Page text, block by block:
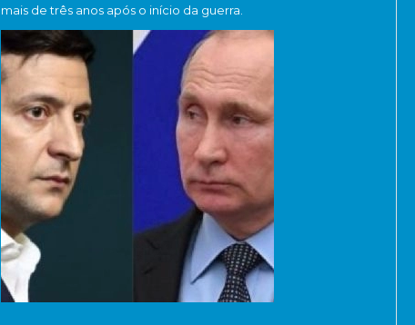
mais de três anos após o início da guerra.